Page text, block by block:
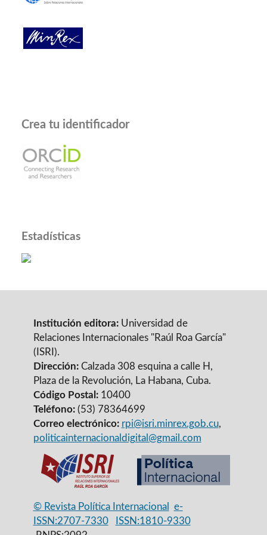
Crea tu identificador
Estadísticas
Institución editora:Universidad de
Relaciones Internacionales "Raúl Roa García"
(ISRI).
Dirección:Calzada 308 esquina a calle H,
Plaza de la Revolución, La Habana, Cuba.
Código Postal:10400
Teléfono:(53) 78364699
Correo electrónico: rpi@isri.minrex.gob.cu,
politicainternacionaldigital@gmail.com
© Revista Política Internacional
e-
ISSN:2707-7330
ISSN:1810-9330